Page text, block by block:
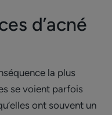
d’acné
la plus
se voient parfois
ont souvent un